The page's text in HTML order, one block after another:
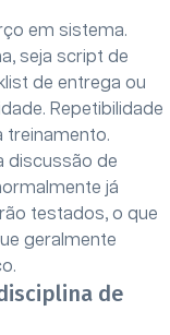
em sistema.
seja script de
de entrega ou
Repetibilidade
treinamento.
discussão de
já
testados, o que
geralmente
de